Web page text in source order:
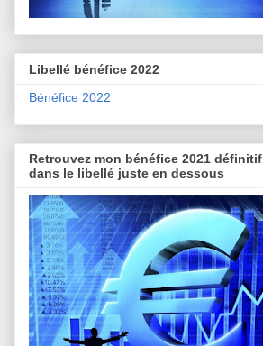
Libellé bénéfice 2022
Bénéfice 2022
Retrouvez mon bénéfice 2021 définitif
dans le libellé juste en dessous